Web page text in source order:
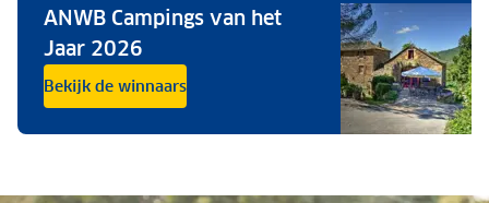
ANWB Campings van het
Jaar 2026
Bekijk de winnaars